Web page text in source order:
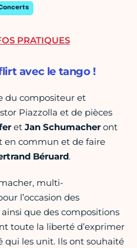
avec le tango !
du compositeur et
Piazzolla et de pièces
et Jan Schumacheront
en commun et de faire
Béruard.
multi-
l’occasion des
que des compositions
toute la liberté d’exprimer
qui les unit. Ils ont souhaité
PRATIQUES